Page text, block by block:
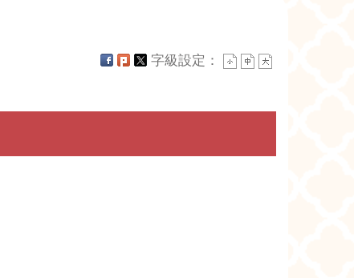
字級設定：